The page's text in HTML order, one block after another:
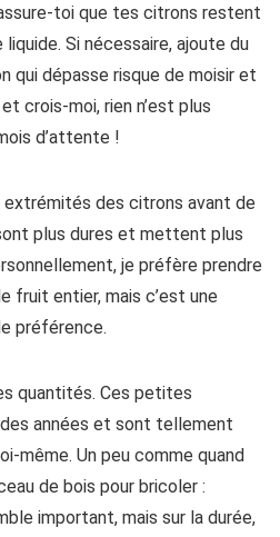
toi que tes citrons restent
Si nécessaire, ajoute du
qui dépasse risque de moisir et
crois-moi, rien n’est plus
d’attente !
des citrons avant de
plus dures et mettent plus
je préfère prendre
fruit entier, mais c’est une
préférence.
quantités. Ces petites
années et sont tellement
même. Un peu comme quand
de bois pour bricoler :
important, mais sur la durée,